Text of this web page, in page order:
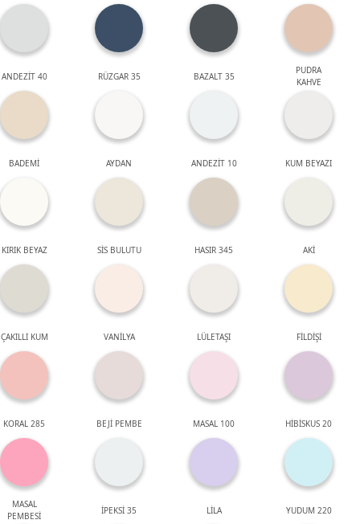
ANDEZİT 40 RÜZGAR 35 BAZALT 35
PUDRA
KAHVE
BADEMİ AYDAN ANDEZİT 10 KUM BEYAZI
KIRIK BEYAZ SİS BULUTU HASIR 345 AKİ
ÇAKILLI KUM VANİLYA LÜLETAŞI FİLDİŞİ
KORAL 285 BEJİ PEMBE MASAL 100 HİBİSKUS 20
MASAL
PEMBESİ
İPEKSİ 35 LİLA YUDUM 220